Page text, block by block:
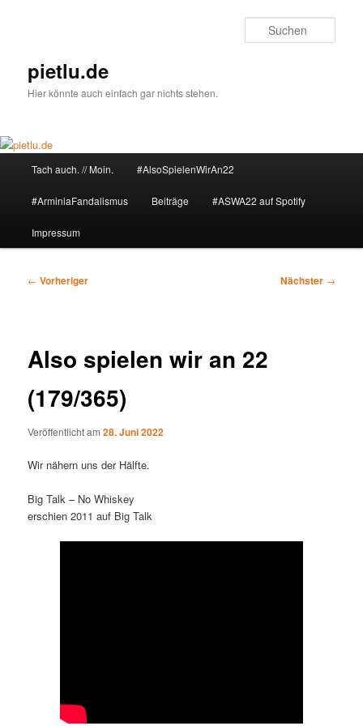
pietlu.de
Hier könnte auch einfach gar nichts stehen.
Tach auch. // Moin. #AlsoSpielenWirAn22
#ArminiaFandalismus Beiträge #ASWA22 auf Spotify
Impressum
Beitragsnavigation
← Vorheriger Nächster →
Also spielen wir an 22
(179/365)
Veröffentlicht am28. Juni 2022
Wir nähern uns der Hälfte.
Big Talk – No Whiskey
erschien 2011 auf Big Talk